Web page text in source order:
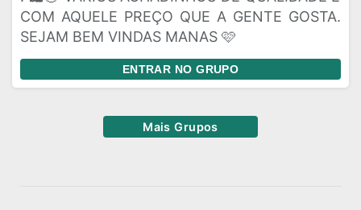
COM AQUELE PREÇO QUE A GENTE GOSTA.
SEJAM BEM VINDAS MANAS 🩷
ENTRAR NO GRUPO
Mais Grupos